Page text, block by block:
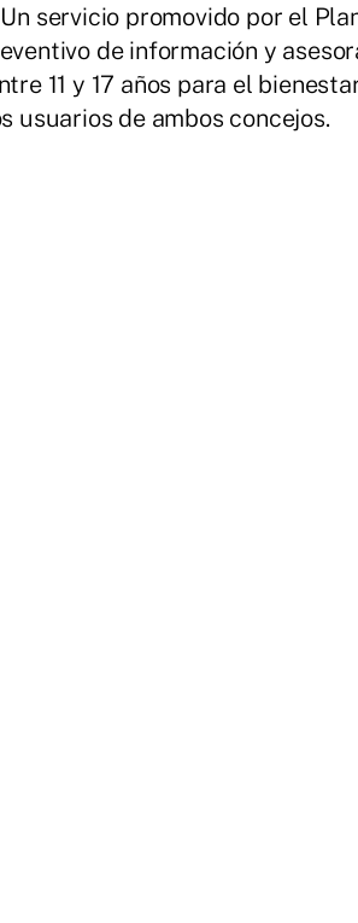
servicio promovido por el
de información y
11 y 17 años para el
usuarios de ambos concejos.